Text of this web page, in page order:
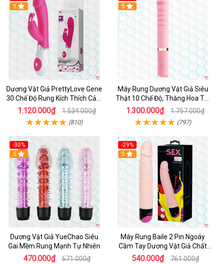
Hot
5
Dương Vật Giả PrettyLove Gene
30 Chế Độ Rung Kích Thích Cảm
Biến Âm Thanh
1.120.000₫ 1.534.000₫
(810)
Hot
5
Máy Rung Dương Vật Giả Siêu
Thật 10 Chế Độ, Thăng Hoa Tối
Ưu
1.300.000₫ 1.757.000₫
(797)
-30%
Hot
5
Dương Vật Giả YueChao Siêu
Gai Mềm Rung Mạnh Tự Nhiên
470.000₫ 671.000₫
-29%
Hot
5
Máy Rung Baile 2 Pin Ngoáy
Cầm Tay Dương Vật Giả Chất
Lượng
540.000₫ 761.000₫